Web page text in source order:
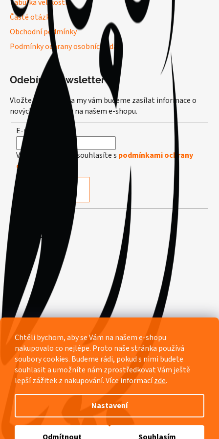
Chtěli bychom, aby se Vám na našem e-shopu
nakupovalo co nejlépe. Proto naše stránka používá
soubory cookies. Budeme rádi, pokud s nimi budete
souhlasit a umožníte nám zprostředkovat Vám ještě
lepší zážitek z nakupování.Více informacízde.
Nastavení
Tabulka velikostí
Časté otázky
Obchodní podmínky
Podmínky ochrany osobních údajů
Odebírat newsletter
Vložte svůj e-mail a my vám budeme zasílat informace o
nových produktech na našem e-shopu.
E-mail
Vložením e-mailu souhlasíte s podmínkami ochrany
osobních údajů
Facebook